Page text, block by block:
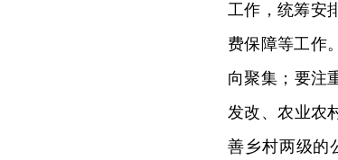
工作，统筹安
费保障等工作
向聚集；要注
发改、农业农
善乡村两级的